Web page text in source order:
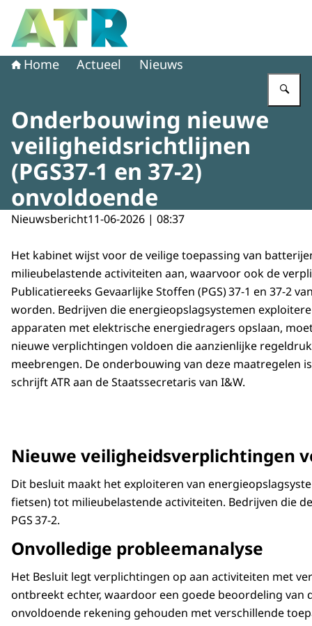
Naar de homepage van Adviescollege toetsing regeldruk
Home Actueel Nieuws
Onderbouwing nieuwe
veiligheidsrichtlijnen
(PGS37-1 en 37-2)
onvoldoende
Nieuwsbericht11-06-2026 | 08:37
Het kabinet wijst voor de veilige toepassing van
milieubelastende activiteiten aan, waarvoor ook de
Publicatiereeks Gevaarlijke Stoffen (PGS) 37‑1 en 37‑2
worden. Bedrijven die energieopslagsystemen
apparaten met elektrische energiedragers opslaan,
nieuwe verplichtingen voldoen die aanzienlijke
meebrengen. De onderbouwing van deze maatregelen
schrijft ATR aan de Staatssecretaris van I&W.
Nieuwe veiligheidsverplichtingen
Dit besluit maakt het exploiteren van
fietsen) tot milieubelastende activiteiten. Bedrijven die
PGS 37‑2.
Onvolledige probleemanalyse
Het Besluit legt verplichtingen op aan activiteiten met
ontbreekt echter, waardoor een goede beoordeling
onvoldoende rekening gehouden met verschillende